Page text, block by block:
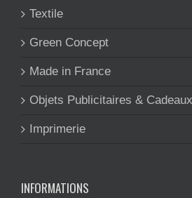
Textile
Green Concept
Made in France
Objets Publicitaires &
Imprimerie
INFORMATIONS